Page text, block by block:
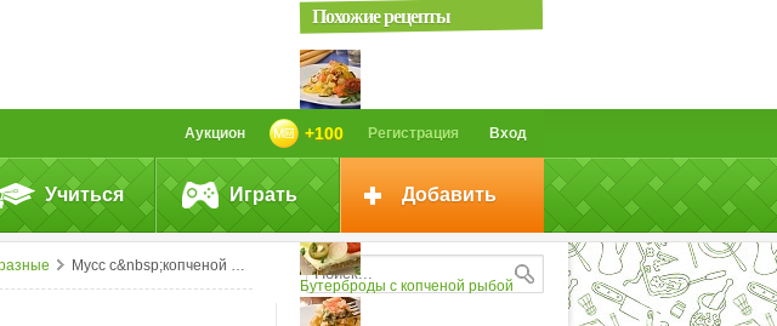
Вход
Регистрация
+100
Аукцион
Учиться Играть Добавить
Мусс с&nbsp;копченой рыбой
Похожие рецепты
Пицца с копченой рыбой
Бутерброды с копченой рыбой